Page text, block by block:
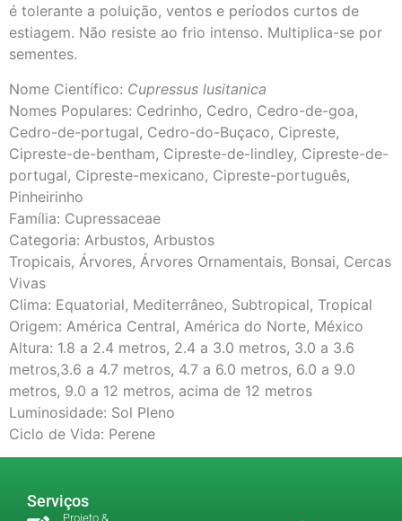
é tolerante a poluição, ventos e períodos curtos de
estiagem. Não resiste ao frio intenso. Multiplica-se por
sementes.
Nome Científico: Cupressus lusitanica
Nomes Populares: Cedrinho, Cedro, Cedro-de-goa,
Cedro-de-portugal, Cedro-do-Buçaco, Cipreste,
Cipreste-de-bentham, Cipreste-de-lindley, Cipreste-de-
portugal, Cipreste-mexicano, Cipreste-português,
Pinheirinho
Família: Cupressaceae
Categoria: Arbustos, Arbustos
Tropicais, Árvores, Árvores Ornamentais, Bonsai, Cercas
Vivas
Clima: Equatorial, Mediterrâneo, Subtropical, Tropical
Origem: América Central, América do Norte, México
Altura: 1.8 a 2.4 metros, 2.4 a 3.0 metros, 3.0 a 3.6
metros,3.6 a 4.7 metros, 4.7 a 6.0 metros, 6.0 a 9.0
metros, 9.0 a 12 metros, acima de 12 metros
Luminosidade: Sol Pleno
Ciclo de Vida: Perene
Serviços
Projeto &